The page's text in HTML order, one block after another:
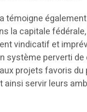
témoigne
la capitale
vindicatif et
système perverti
projets favoris
ainsi servir leurs